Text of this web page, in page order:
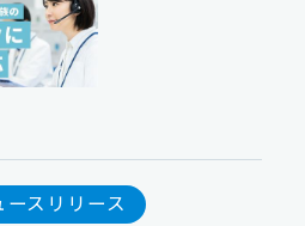
ースリリース